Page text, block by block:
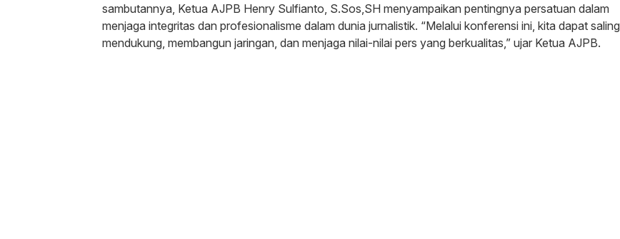
sambutannya, Ketua AJPB Henry Sulfianto, S.Sos,SH menyampaikan pentingnya persatuan dalam
menjaga integritas dan profesionalisme dalam dunia jurnalistik. “Melalui konferensi ini, kita dapat saling
mendukung, membangun jaringan, dan menjaga nilai-nilai pers yang berkualitas,” ujar Ketua AJPB.